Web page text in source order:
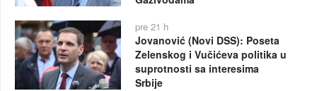
pre 21 h
Jovanović (Novi DSS): Poseta
Zelenskog i Vučićeva politika u
suprotnosti sa interesima
Srbije